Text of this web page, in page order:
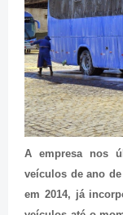
A empresa nos
veículos de ano
em 2014, já